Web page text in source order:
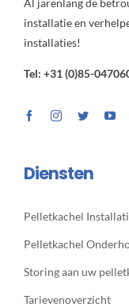
Al jarenlang de
installatie en
installaties!
Tel: +31 (0)85-
Diensten
Pelletkachel
Pelletkachel
Storing aan uw
Tarievenoverzicht